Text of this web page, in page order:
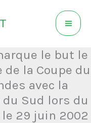
le but le
la Coupe du
avec la
du Sud lors du
29 juin 2002